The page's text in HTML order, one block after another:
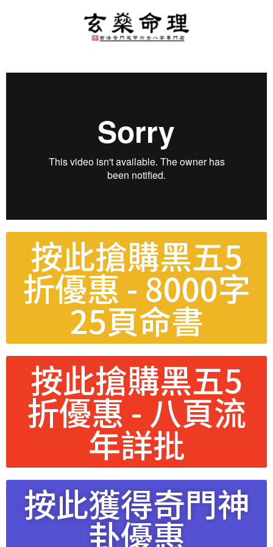
按此搶購黑五5
折優惠 - 8000字
25頁命書
按此搶購黑五5
折優惠 - 八頁流
年詳批
按此獲得奇門神
卦優惠